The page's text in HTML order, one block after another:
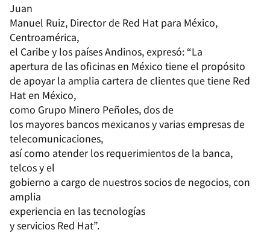
Juan
Manuel Ruiz, Director de Red Hat para México,
Centroamérica,
el Caribe y los países Andinos, expresó: “La
apertura de las oficinas en México tiene el propósito
de apoyar la amplia cartera de clientes que tiene Red
Hat en México,
como Grupo Minero Peñoles, dos de
los mayores bancos mexicanos y varias empresas de
telecomunicaciones,
así como atender los requerimientos de la banca,
telcos y el
gobierno a cargo de nuestros socios de negocios, con
amplia
experiencia en lastecnologías
y servicios Red Hat”.